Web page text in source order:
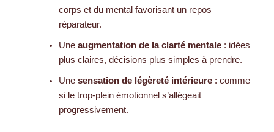
corps et du mental favorisant un repos
réparateur.
Uneaugmentation de la clarté mentale : idées
plus claires, décisions plus simples à prendre.
Unesensation de légèreté intérieure : comme
si le trop-plein émotionnel s’allégeait
progressivement.